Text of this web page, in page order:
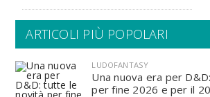
ARTICOLI PIÙ POPOLARI
LUDOFANTASY
Una nuova era per
per fine 2026 e per il